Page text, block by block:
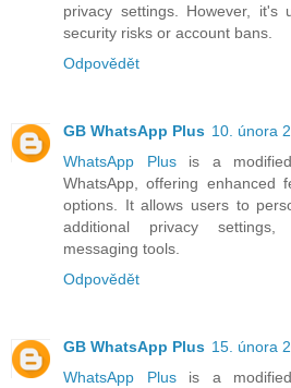
privacy settings. However, it's
security risks or account bans.
Odpovědět
GB WhatsApp Plus 10. února
WhatsApp Plusis a
WhatsApp, offering enhanced
options. It allows users to
additional privacy
messaging tools.
Odpovědět
GB WhatsApp Plus 15. února
WhatsApp Plusis a